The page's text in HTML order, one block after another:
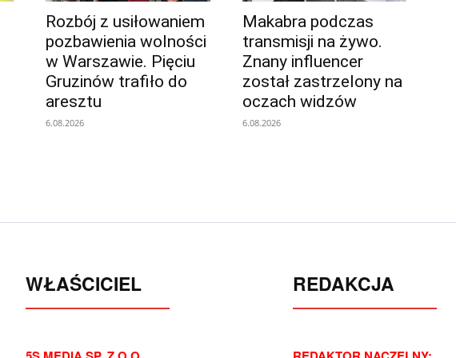
Rozbój z usiłowaniem
pozbawienia wolności
w Warszawie. Pięciu
Gruzinów trafiło do
aresztu
6.08.2026
Makabra podczas
transmisji na żywo.
Znany influencer
został zastrzelony na
oczach widzów
6.08.2026
WŁAŚCICIEL REDAKCJA